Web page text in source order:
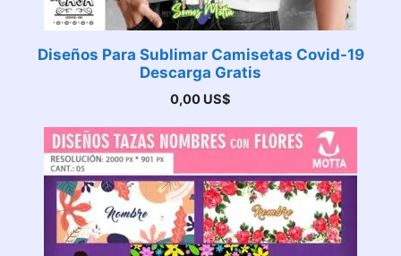
Diseños Para Sublimar Camisetas Covid-19
Descarga Gratis
0,00 US$